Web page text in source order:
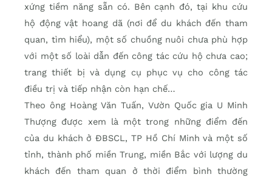
xứng tiềm năng sẵn có. Bên cạnh đó, tại khu cứu
hộ động vật hoang dã (nơi để du khách đến tham
quan, tìm hiểu), một số chuồng nuôi chưa phù hợp
với một số loài dẫn đến công tác cứu hộ chưa cao;
trang thiết bị và dụng cụ phục vụ cho công tác
điều trị và tiếp nhận còn hạn chế…
Theo ông Hoàng Văn Tuấn, Vườn Quốc gia U Minh
Thượng được xem là một trong những điểm đến
của du khách ở ĐBSCL, TP Hồ Chí Minh và một số
tỉnh, thành phố miền Trung, miền Bắc với lượng du
khách đến tham quan ở thời điểm bình thường